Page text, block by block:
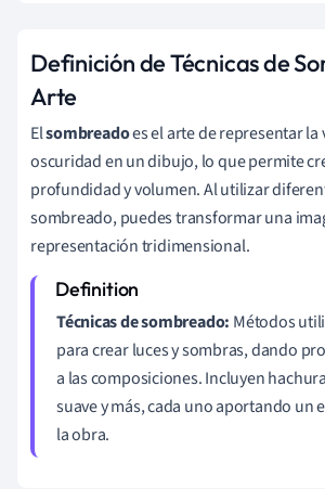
Definición de Técnicas de
Arte
Elsombreadoes el arte de representar la
oscuridad en un dibujo, lo que permite
profundidad y volumen. Al utilizar
sombreado, puedes transformar una
representación tridimensional.
Técnicas de sombreado: Métodos
para crear luces y sombras, dando
a las composiciones. Incluyen
suave y más, cada uno aportando un
la obra.